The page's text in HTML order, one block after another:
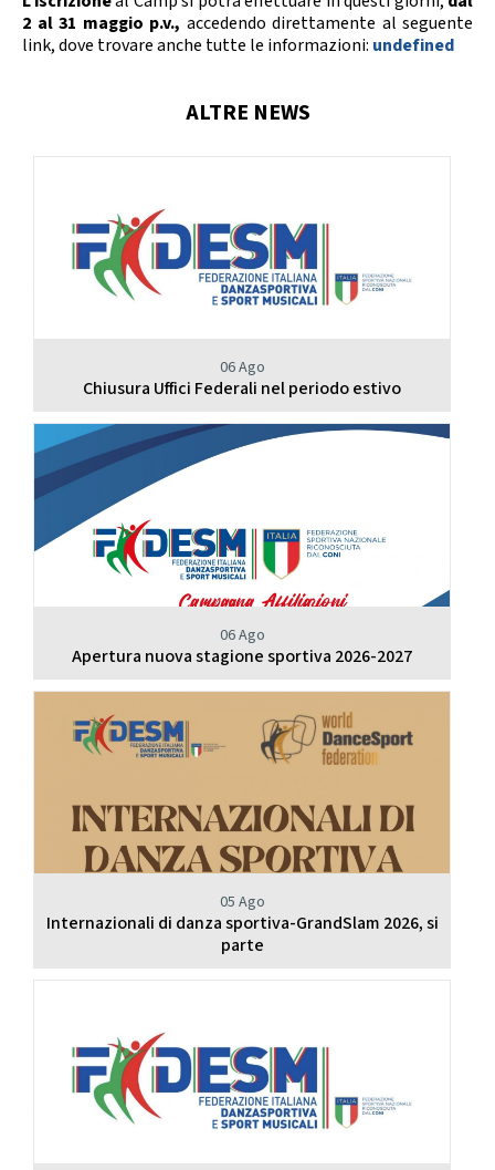
2 al 31 maggio p.v., accedendo direttamente al seguente
link, dove trovare anche tutte le informazioni: undefined
ALTRE NEWS
06 Ago
Chiusura Uffici Federali nel periodo estivo
06 Ago
Apertura nuova stagione sportiva 2026-2027
05 Ago
Internazionali di danza sportiva-GrandSlam 2026, si
parte